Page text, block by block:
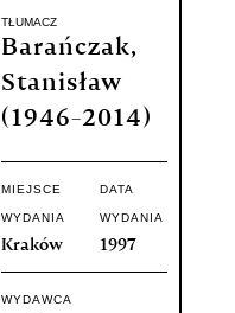
TŁUMACZ
Barańczak,
Stanisław
(1946-2014)
MIEJSCE
WYDANIA
Kraków
DATA
WYDANIA
1997
WYDAWCA